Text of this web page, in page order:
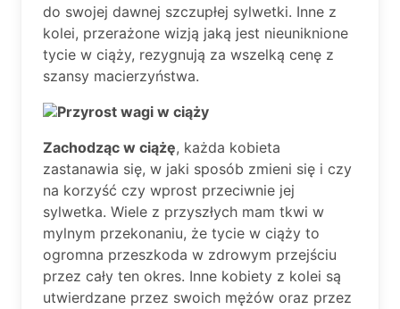
do swojej dawnej szczupłej sylwetki. Inne z
kolei, przerażone wizją jaką jest nieuniknione
tycie w ciąży, rezygnują za wszelką cenę z
szansy macierzyństwa.
Przyrost wagi w ciąży
Zachodząc w ciążę, każda kobieta
zastanawia się, w jaki sposób zmieni się i czy
na korzyść czy wprost przeciwnie jej
sylwetka. Wiele z przyszłych mam tkwi w
mylnym przekonaniu, że tycie w ciąży to
ogromna przeszkoda w zdrowym przejściu
przez cały ten okres. Inne kobiety z kolei są
utwierdzane przez swoich mężów oraz przez